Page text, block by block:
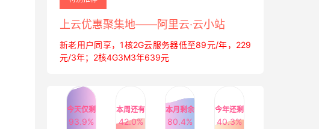
上云优惠聚集地——阿里云·云小站
新老用户同享，1核2G云服务器低至89元/年，229
元/3年；2核4G3M3年639元
今天仅剩
93.9%
本周还有
42.0%
本月剩余
80.4%
今年还剩
40.3%